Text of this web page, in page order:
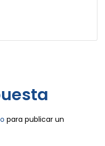
para publicar un